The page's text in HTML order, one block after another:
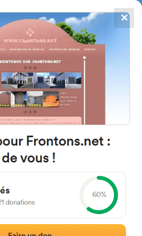
UN FRONTON
UN FRONTON
Bizkaia Espagne
Gaiarre Julian 100A
Photos Commentaires et avis
✕